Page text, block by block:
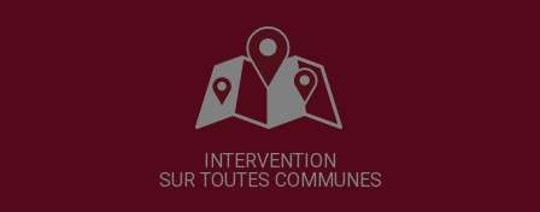
INTERVENTION
SUR TOUTES COMMUNES